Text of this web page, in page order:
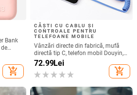
Bank
add_shopping_cart
CĂȘTI CU CABLU ȘI
CONTROALE PENTRU
TELEFOANE MOBILE
Vânzări directe din fabrică, mufă
directă tip C, telefon mobil Douyin,
internet celebru, telefon mobil,
microfon electric, port C, căști cu fir,
cască
72.99Lei
add_shopping_cart